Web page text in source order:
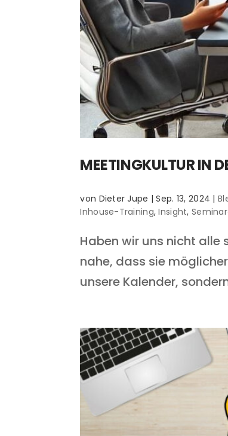
MEETINGKULTUR IN
von Dieter Jupe |Sep. 13, 2024 |
Inhouse-Training,Insight,
Haben wir uns nicht alle
nahe, dass sie
unsere Kalender,